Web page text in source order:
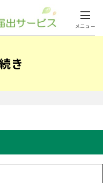
メニュー
き